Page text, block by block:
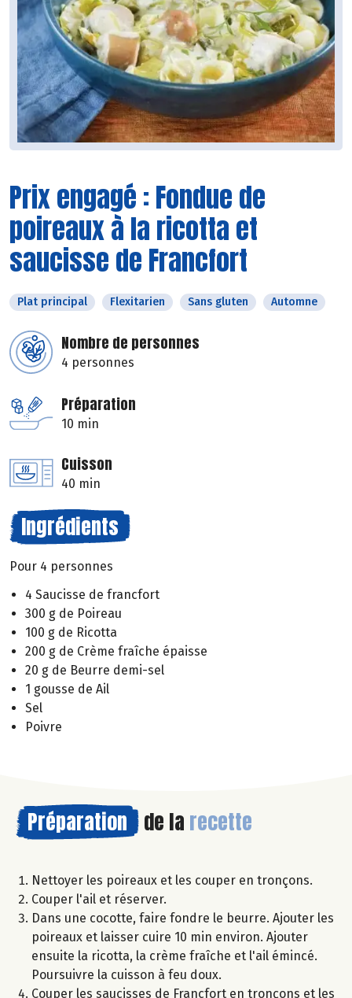
Prix engagé : Fondue de
poireaux à la ricotta et
saucisse de Francfort
Plat principal Flexitarien Sans gluten Automne
Nombre de personnes
4 personnes
Préparation
10 min
Cuisson
40 min
Ingrédients
Pour 4 personnes
4 Saucisse de francfort
300 g de Poireau
100 g de Ricotta
200 g de Crème fraîche épaisse
20 g de Beurre demi-sel
1 gousse de Ail
Sel
Poivre
Préparation de la recette
Nettoyer les poireaux et les couper en tronçons.
Couper l'ail et réserver.
Dans une cocotte, faire fondre le beurre. Ajouter les
poireaux et laisser cuire 10 min environ. Ajouter
ensuite la ricotta, la crème fraîche et l'ail émincé.
Poursuivre la cuisson à feu doux.
Couper les saucisses de Francfort en tronçons et les